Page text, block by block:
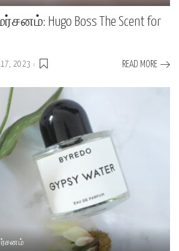
Hugo Boss The Scent for
2023 READ MORE